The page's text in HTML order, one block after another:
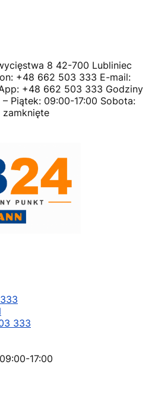
8 42-700 Lubliniec
+48 662 503 333 E-mail:
+48 662 503 333 Godziny
Piątek: 09:00-17:00 Sobota:
zamknięte
333
17:00